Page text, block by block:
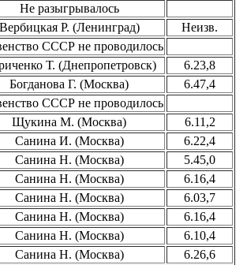
Не разыгрывалось
Вербицкая Р. (Ленинград)
Неизв.
СССР не проводилось
Т. (Днепропетровск)
6.23,8
Богданова Г. (Москва)
6.47,4
СССР не проводилось
Щукина М. (Москва)
6.11,2
Санина И. (Москва)
6.22,4
Санина Н. (Москва)
5.45,0
Санина Н. (Москва)
6.16,4
Санина Н. (Москва)
6.03,7
Санина Н. (Москва)
6.16,4
Санина Н. (Москва)
6.10,4
Санина Н. (Москва)
6.26,6